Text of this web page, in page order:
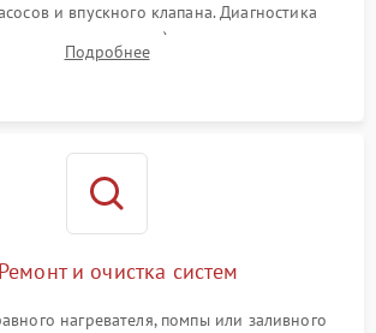
и впускного клапана. Диагностика
уровня воды), датчика мутности,
и электронного модуля управления.
Подробнее
и очистка систем
нагревателя, помпы или заливного